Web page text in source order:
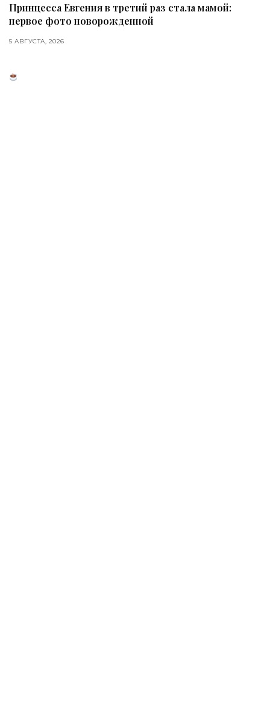
Принцесса Евгения в третий раз стала мамой:
первое фото новорожденной
5 АВГУСТА, 2026